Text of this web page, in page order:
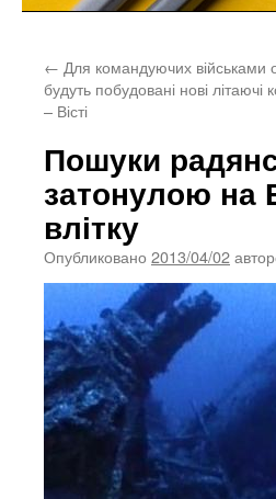
содержимому
← Для командуючих військами
будуть побудовані нові літаючі
– Вісті
Пошуки
затонулою на
влітку
Опубликовано 2013/04/02